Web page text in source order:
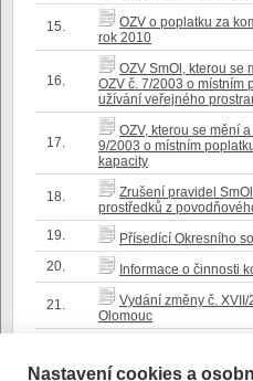
15.
OZV o poplatku za
rok 2010
16.
OZV SmOl, kterou se
OZV č. 7/2003 o místním
užívání veřejného
17.
OZV, kterou se mění
9/2003 o místním
kapacity
18.
Zrušení pravidel
prostředků z
19. Přísedící Okresního
20.
Informace o činnosti
21.
Vydání změny č. XVII/
Olomouc
Olomouc
Nastavení cookies a